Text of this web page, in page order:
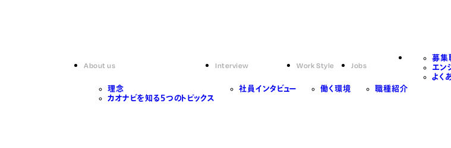
About us
理念
カオナビを知る5つのトピックス
Interview
社員インタビュー
Work Style
働く環境
Jobs
職種紹介
募集
エン
よく